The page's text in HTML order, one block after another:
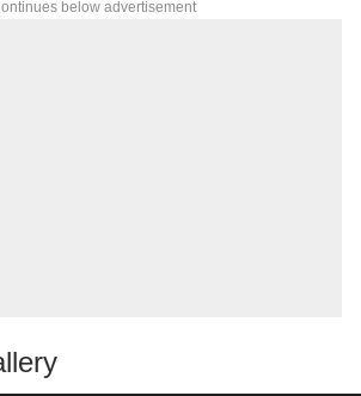
below advertisement